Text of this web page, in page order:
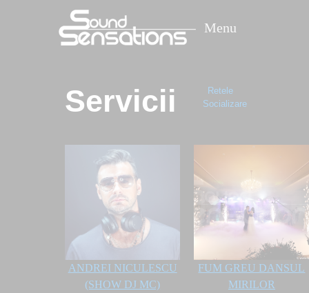
Menu
Servicii
Retele
Socializare
ANDREI NICULESCU
(SHOW DJ MC)
FUM GREU DANSUL
MIRILOR